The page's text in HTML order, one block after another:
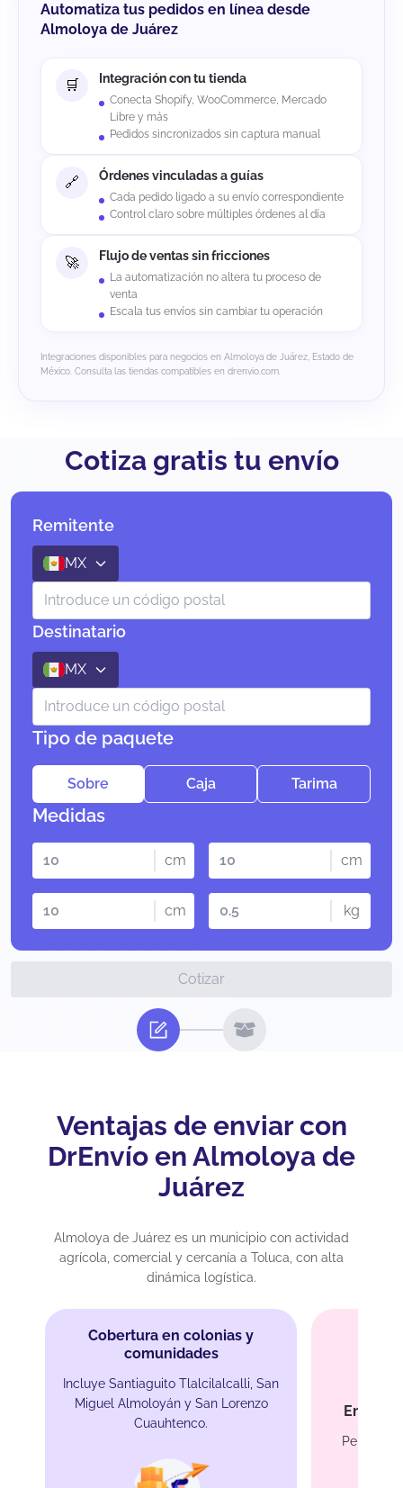
Automatiza tus pedidos en línea desde
Almoloya de Juárez
Integración con tu tienda
Conecta Shopify, WooCommerce, Mercado
Libre y más
Pedidos sincronizados sin captura manual
Órdenes vinculadas a guías
Cada pedido ligado a su envío correspondiente
Control claro sobre múltiples órdenes al día
Flujo de ventas sin fricciones
La automatización no altera tu proceso de
venta
Escala tus envíos sin cambiar tu operación
Integraciones disponibles para negocios en Almoloya de Juárez, Estado de
México. Consulta las tiendas compatibles en drenvio.com.
Cotiza gratis tu envío
Remitente
MX
Destinatario
MX
Tipo de paquete
Sobre Caja Tarima
Medidas
cm cm
cm kg
Cotizar
Ventajas de enviar con
DrEnvío en Almoloya de
Juárez
Almoloya de Juárez es un municipio con actividad
agrícola, comercial y cercanía a Toluca, con alta
dinámica logística.
Cobertura en colonias y
comunidades
Incluye Santiaguito Tlalcilalcalli, San
Miguel Almoloyán y San Lorenzo
Cuauhtenco.
Envíos
Perfecto